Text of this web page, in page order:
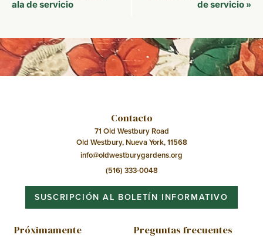
delala de servicio
de servicio »
Contacto
71 Old Westbury Road
Old Westbury, Nueva York, 11568
info@oldwestburygardens.org
(516) 333-0048
SUSCRIPCIÓN AL BOLETÍN INFORMATIVO
Próximamente Preguntas frecuentes